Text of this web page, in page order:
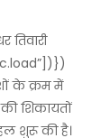
तिवारी
के क्रम में
शिकायतों
शुरू की है।